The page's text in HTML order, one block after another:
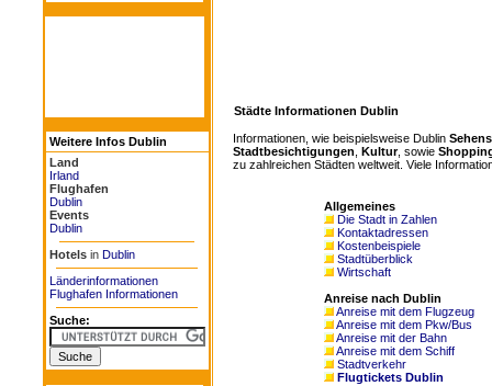
Weitere Infos Dublin
Land
Irland
Flughafen
Dublin
Events
Dublin
Hotels in Dublin
Länderinformationen
Flughafen Informationen
Suche:
Städte Informationen Dublin
Informationen, wie beispielsweise Dublin
Stadtbesichtigungen
Kultur, sowie
zu zahlreichen Städten weltweit. Viele
Allgemeines
Die Stadt in Zahlen
Kontaktadressen
Kostenbeispiele
Stadtüberblick
Wirtschaft
Anreise nach Dublin
Anreise mit dem Flugzeug
Anreise mit dem Pkw/Bus
Anreise mit der Bahn
Anreise mit dem Schiff
Stadtverkehr
Flugtickets Dublin